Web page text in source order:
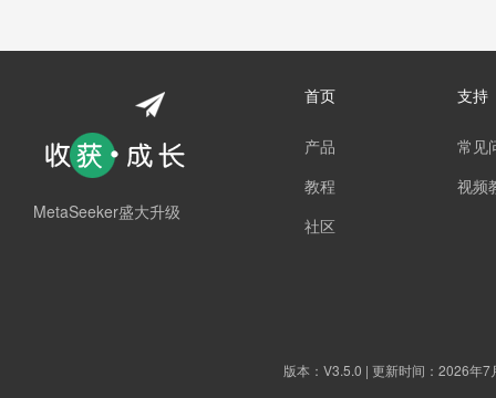
MetaSeeker盛大升级
首页
产品
教程
社区
支持
常见
视频
版本： V3.5.0 | 更新时间：2026年